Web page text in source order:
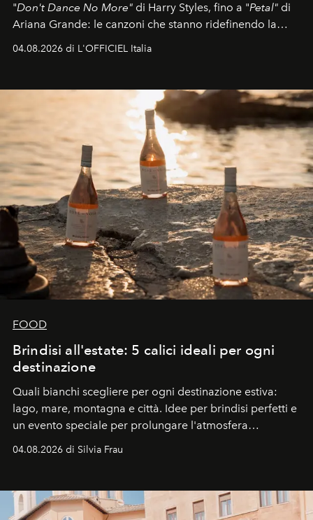
"Don't Dance No More" di Harry Styles, fino a "Petal" di
Ariana Grande: le canzoni che stanno ridefinendo la
colonna sonora della stagione.
04.08.2026 di L'OFFICIEL Italia
FOOD
Brindisi all'estate: 5 calici ideali per ogni
destinazione
Quali bianchi scegliere per ogni destinazione estiva:
lago, mare, montagna e città. Idee per brindisi perfetti e
un evento speciale per prolungare l'atmosfera
04.08.2026 di Silvia Frau